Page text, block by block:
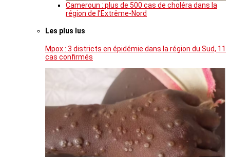
Cameroun : plus de 500 cas de choléra dans la
région de l’Extrême-Nord
Les plus lus
Mpox : 3 districts en épidémie dans la région du Sud, 11
cas confirmés